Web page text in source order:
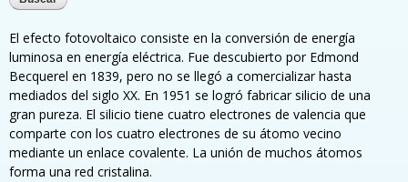
El efecto fotovoltaico consiste en la conversión de energía
luminosa en energía eléctrica. Fue descubierto por Edmond
Becquerel en 1839, pero no se llegó a comercializar hasta
mediados del siglo XX. En 1951 se logró fabricar silicio de una
gran pureza. El silicio tiene cuatro electrones de valencia que
comparte con los cuatro electrones de su átomo vecino
mediante un enlace covalente. La unión de muchos átomos
forma una red cristalina.